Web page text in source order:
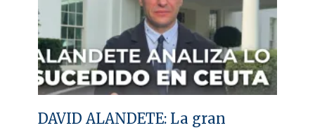
DAVID ALANDETE: La gran